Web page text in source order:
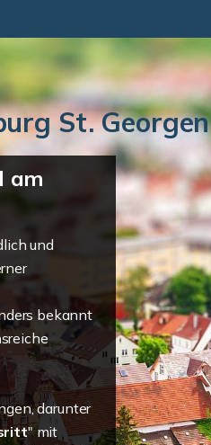
St. Georgen
am
und
bekannt
darunter
" mit